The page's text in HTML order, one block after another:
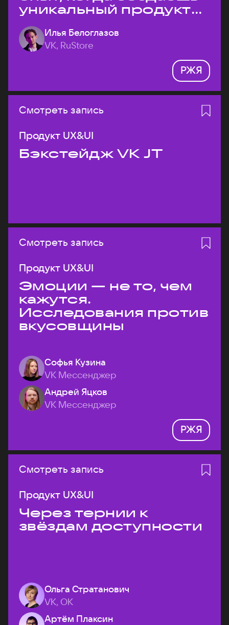
уникальный продукт
на рынке?
Илья Белоглазов
VK, RuStore
РЖЯ
Смотреть запись
Продукт UX&UI
Бэкстейдж VK JT
Смотреть запись
Продукт UX&UI
Эмоции — не то, чем
кажутся.
Исследования против
вкусовщины
Софья Кузина
VK Мессенджер
Андрей Яцков
VK Мессенджер
РЖЯ
Смотреть запись
Продукт UX&UI
Через тернии к
звёздам доступности
Ольга Стратанович
VK, ОК
Артём Плаксин